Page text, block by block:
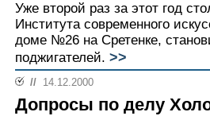
Уже второй раз за этот год
Института современного
доме №26 на Сретенке,
поджигателей. >>
// 14.12.2000
Допросы по делу